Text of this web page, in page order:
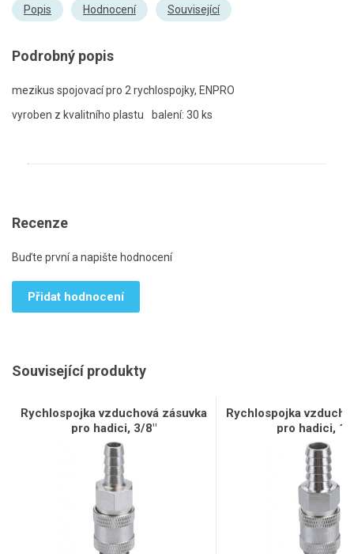
Popis Hodnocení Související
Podrobný popis
mezikus spojovací pro 2 rychlospojky, ENPRO
vyroben z kvalitního plastu
balení: 30 ks
Recenze
Buďte první a napište hodnocení
Přidat hodnocení
Související produkty
Rychlospojka vzduchová zásuvka
pro hadici, 3/8"
Rychlospojka
pro hadici, 1/